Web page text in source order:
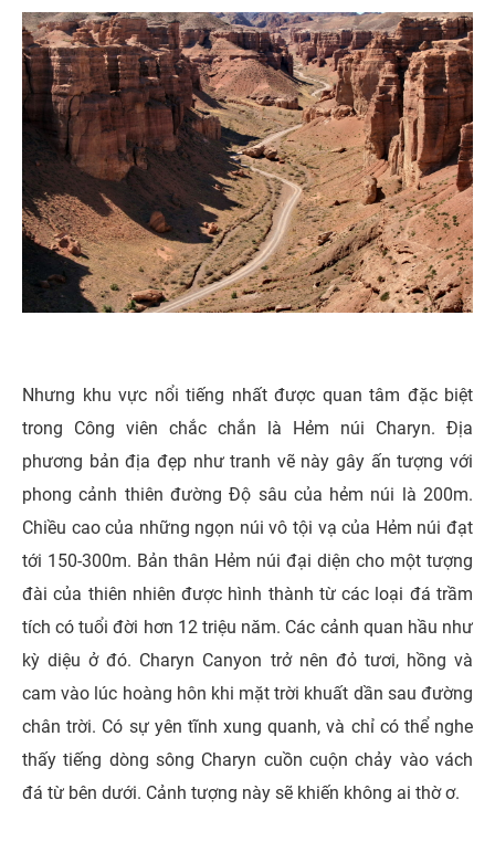
Nhưng khu vực nổi tiếng nhất được quan tâm đặc biệt
trong Công viên chắc chắn là Hẻm núi Charyn. Địa
phương bản địa đẹp như tranh vẽ này gây ấn tượng với
phong cảnh thiên đường Độ sâu của hẻm núi là 200m.
Chiều cao của những ngọn núi vô tội vạ của Hẻm núi đạt
tới 150-300m. Bản thân Hẻm núi đại diện cho một tượng
đài của thiên nhiên được hình thành từ các loại đá trầm
tích có tuổi đời hơn 12 triệu năm. Các cảnh quan hầu như
kỳ diệu ở đó. Charyn Canyon trở nên đỏ tươi, hồng và
cam vào lúc hoàng hôn khi mặt trời khuất dần sau đường
chân trời. Có sự yên tĩnh xung quanh, và chỉ có thể nghe
thấy tiếng dòng sông Charyn cuồn cuộn chảy vào vách
đá từ bên dưới. Cảnh tượng này sẽ khiến không ai thờ ơ.